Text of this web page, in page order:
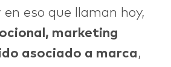
eso que llaman hoy,
marketing
asociado a marca,